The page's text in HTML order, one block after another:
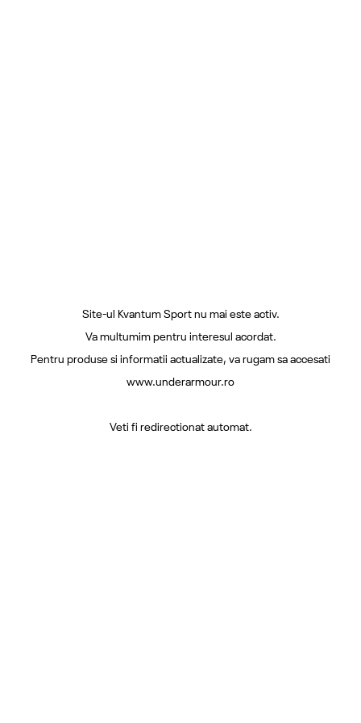
Site-ul Kvantum Sport nu mai este activ.
Va multumim pentru interesul acordat.
Pentru produse si informatii actualizate, va rugam sa accesati
www.underarmour.ro
Veti fi redirectionat automat.